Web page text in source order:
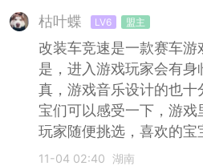
枯叶蝶 LV6 盟主
改装车竞速是一款赛车
是，进入游戏玩家会有
真，游戏音乐设计的也
宝们可以感受一下，游
玩家随便挑选，喜欢的
11-04 02:40 湖南